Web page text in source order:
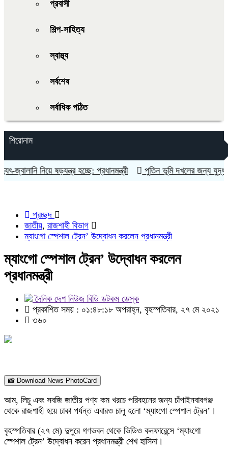
প্রবাসী
শিল্প-সাহিত্য
স্বাস্থ্য
সর্বশেষ
সর্বাধিক পঠিত
শিরোনাম
নিয়ে ষড়যন্ত্র হচ্ছে: প্রধানমন্ত্রী পুতিন ভূমি দখলের জন্য যুদ্ধ করছেন
প্রচ্ছদ
জাতীয়, রাজশাহী বিভাগ
ম্যাংগো স্পেশাল ট্রেন’ উদ্বোধন করলেন প্রধানমন্ত্রী
ম্যাংগো স্পেশাল ট্রেন’ উদ্বোধন করলেন
প্রধানমন্ত্রী
দৈনিক দেশ নিউজ বিডি ডটকম ডেস্ক
প্রকাশিত সময় : ০১:৪৮:১৮ অপরাহ্ন, বৃহস্পতিবার, ২৭ মে ২০২১
৩৬০
📸 Download News PhotoCard
আম, লিচু এবং সবজি জাতীয় পণ্য কম খরচে পরিবহনের জন্য চাঁপাইনবাবগঞ্জ
থেকে রাজশাহী হয়ে ঢাকা পর্যন্ত এবারও চালু হলো ‘ম্যাংগো স্পেশাল ট্রেন’।
বৃহস্পতিবার (২৭ মে) দুপুরে গণভবন থেকে ভিডিও কনফারেন্সে ‘ম্যাংগো
স্পেশাল ট্রেন’ উদ্বোধন করেন প্রধানমন্ত্রী শেখ হাসিনা।